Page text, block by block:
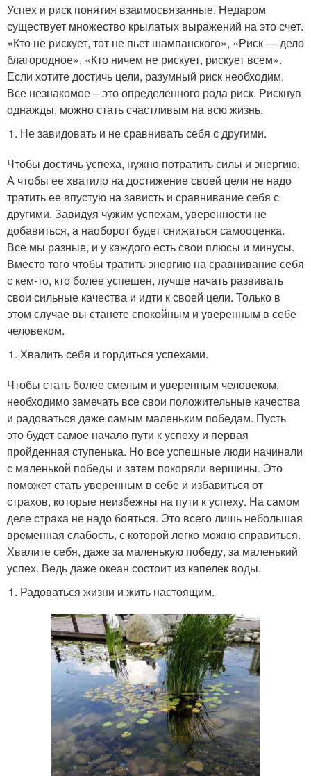
Успех и риск понятия взаимосвязанные. Недаром
существует множество крылатых выражений на это счет.
«Кто не рискует, тот не пьет шампанского», «Риск — дело
благородное», «Кто ничем не рискует, рискует всем».
Если хотите достичь цели, разумный риск необходим.
Все незнакомое – это определенного рода риск. Рискнув
однажды, можно стать счастливым на всю жизнь.
Не завидовать и не сравнивать себя с другими.
Чтобы достичь успеха, нужно потратить силы и энергию.
А чтобы ее хватило на достижение своей цели не надо
тратить ее впустую на зависть и сравнивание себя с
другими. Завидуя чужим успехам, уверенности не
добавиться, а наоборот будет снижаться самооценка.
Все мы разные, и у каждого есть свои плюсы и минусы.
Вместо того чтобы тратить энергию на сравнивание себя
с кем-то, кто более успешен, лучше начать развивать
свои сильные качества и идти к своей цели. Только в
этом случае вы станете спокойным и уверенным в себе
человеком.
Хвалить себя и гордиться успехами.
Чтобы стать более смелым и уверенным человеком,
необходимо замечать все свои положительные качества
и радоваться даже самым маленьким победам. Пусть
это будет самое начало пути к успеху и первая
пройденная ступенька. Но все успешные люди начинали
с маленькой победы и затем покоряли вершины. Это
поможет стать уверенным в себе и избавиться от
страхов, которые неизбежны на пути к успеху. На самом
деле страха не надо бояться. Это всего лишь небольшая
временная слабость, с которой легко можно справиться.
Хвалите себя, даже за маленькую победу, за маленький
успех. Ведь даже океан состоит из капелек воды.
Радоваться жизни и жить настоящим.